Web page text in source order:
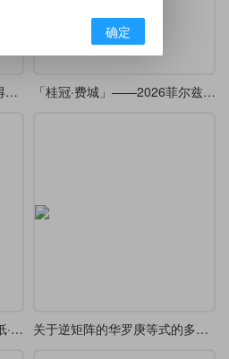
Hilbert6-- 2026 菲尔兹奖获得者邓煜学术报告的 beamer （复刻 ） 「桂冠·费城」——2026菲尔兹奖Beamer主题
StickerHarmony——彩虹贴纸·Beamer 关于逆矩阵的华罗庚等式的多种解法
确定